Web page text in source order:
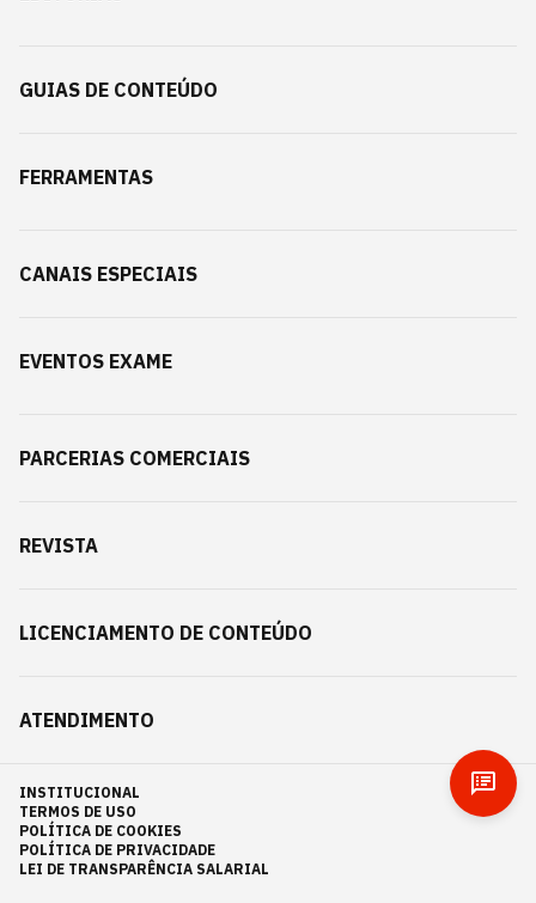
GUIAS DE CONTEÚDO
FERRAMENTAS
CANAIS ESPECIAIS
EVENTOS EXAME
PARCERIAS COMERCIAIS
REVISTA
LICENCIAMENTO DE CONTEÚDO
ATENDIMENTO
INSTITUCIONAL
TERMOS DE USO
POLÍTICA DE COOKIES
POLÍTICA DE PRIVACIDADE
LEI DE TRANSPARÊNCIA SALARIAL